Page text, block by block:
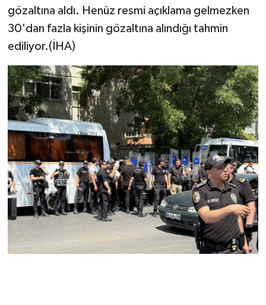
gözaltına aldı. Henüz resmi açıklama gelmezken
30'dan fazla kişinin gözaltına alındığı tahmin
ediliyor.(İHA)